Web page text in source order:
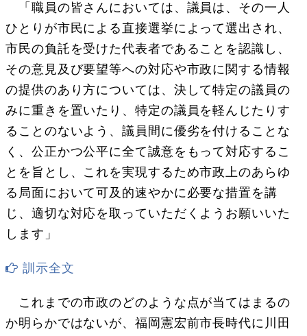
「職員の皆さんにおいては、議員は、その一人
ひとりが市民による直接選挙によって選出され、
市民の負託を受けた代表者であることを認識し、
その意見及び要望等への対応や市政に関する情報
の提供のあり方については、決して特定の議員の
みに重きを置いたり、特定の議員を軽んじたりす
ることのないよう、議員間に優劣を付けることな
く、公正かつ公平に全て誠意をもって対応するこ
とを旨とし、これを実現するため市政上のあらゆ
る局面において可及的速やかに必要な措置を講
じ、適切な対応を取っていただくようお願いいた
します」
訓示全文
これまでの市政のどのような点が当てはまるの
か明らかではないが、福岡憲宏前市長時代に川田